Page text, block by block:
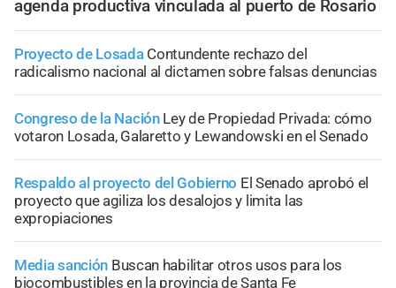
agenda productiva vinculada al puerto de Rosario
Proyecto de Losada Contundente rechazo del
radicalismo nacional al dictamen sobre falsas denuncias
Congreso de la Nación Ley de Propiedad Privada: cómo
votaron Losada, Galaretto y Lewandowski en el Senado
Respaldo al proyecto del Gobierno El Senado aprobó el
proyecto que agiliza los desalojos y limita las
expropiaciones
Media sanción Buscan habilitar otros usos para los
biocombustibles en la provincia de Santa Fe